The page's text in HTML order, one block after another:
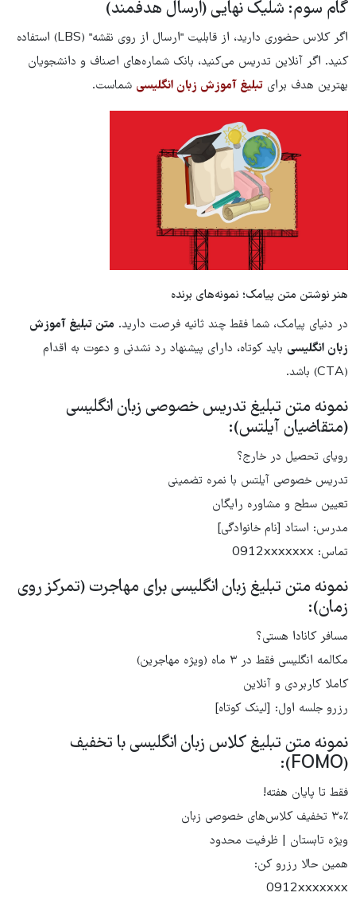
گام سوم: شلیک نهایی (ارسال هدفمند)
اگر کلاس حضوری دارید، از قابلیت "ارسال از روی نقشه" (LBS) استفاده
کنید. اگر آنلاین تدریس می‌کنید، بانک شماره‌های اصناف و دانشجویان
بهترین هدف برای تبلیغ آموزش زبان انگلیسی شماست.
هنر نوشتن متن پیامک؛ نمونه‌های برنده
در دنیای پیامک، شما فقط چند ثانیه فرصت دارید. متن تبلیغ آموزش
زبان انگلیسی باید کوتاه، دارای پیشنهاد رد نشدنی و دعوت به اقدام
(CTA) باشد.
نمونه متن تبلیغ تدریس خصوصی زبان انگلیسی
(متقاضیان آیلتس):
رویای تحصیل در خارج؟
تدریس خصوصی آیلتس با نمره تضمینی
تعیین سطح و مشاوره رایگان
مدرس: استاد [نام خانوادگی]
تماس: 0912xxxxxxx
نمونه متن تبلیغ زبان انگلیسی برای مهاجرت (تمرکز روی
زمان):
مسافر کانادا هستی؟
مکالمه انگلیسی فقط در ۳ ماه (ویژه مهاجرین)
کاملا کاربردی و آنلاین
رزرو جلسه اول: [لینک کوتاه]
نمونه متن تبلیغ کلاس زبان انگلیسی با تخفیف
(FOMO):
فقط تا پایان هفته!
۳۰٪ تخفیف کلاس‌های خصوصی زبان
ویژه تابستان | ظرفیت محدود
همین حالا رزرو کن:
0912xxxxxxx